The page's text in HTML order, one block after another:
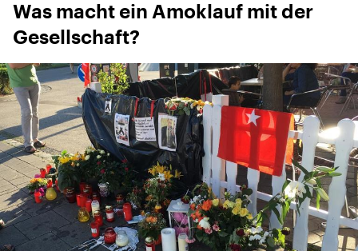
Was macht ein Amoklauf mit der
Gesellschaft?